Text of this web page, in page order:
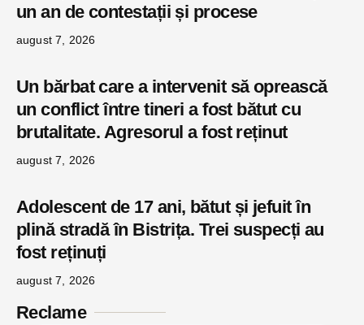
un an de contestații și procese
august 7, 2026
Un bărbat care a intervenit să oprească
un conflict între tineri a fost bătut cu
brutalitate. Agresorul a fost reținut
august 7, 2026
Adolescent de 17 ani, bătut și jefuit în
plină stradă în Bistrița. Trei suspecți au
fost reținuți
august 7, 2026
Reclame